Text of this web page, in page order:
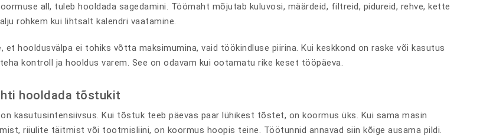
all, tuleb hooldada sagedamini. Töömaht mõjutab kuluvosi, määrdeid, filtreid, pidureid, rehve, kette
rohkem kui lihtsalt kalendri vaatamine.
et hooldusvälpa ei tohiks võtta maksimumina, vaid töökindluse piirina. Kui keskkond on raske või kasutus
kontroll ja hooldus varem. See on odavam kui ootamatu rike keset tööpäeva.
hooldada tõstukit
kasutusintensiivsus. Kui tõstuk teeb päevas paar lühikest tõstet, on koormus üks. Kui sama masin
riiulite täitmist või tootmisliini, on koormus hoopis teine. Töötunnid annavad siin kõige ausama pildi.